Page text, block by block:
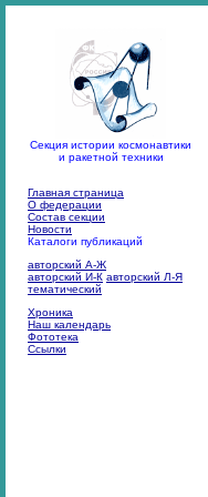
Секция истории космонавтики
и ракетной техники
Главная страница
О федерации
Состав секции
Новости
Каталоги публикаций
авторский А-Ж
авторский И-К авторский Л-Я
тематический
Хроника
Наш календарь
Фототека
Ссылки